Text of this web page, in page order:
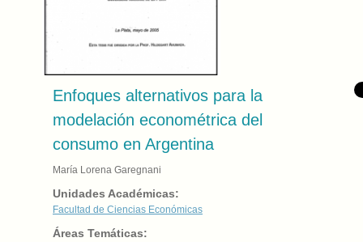
Enfoques alternativos para la
modelación econométrica del
consumo en Argentina
María Lorena Garegnani
Unidades Académicas:
Facultad de Ciencias Económicas
Áreas Temáticas: